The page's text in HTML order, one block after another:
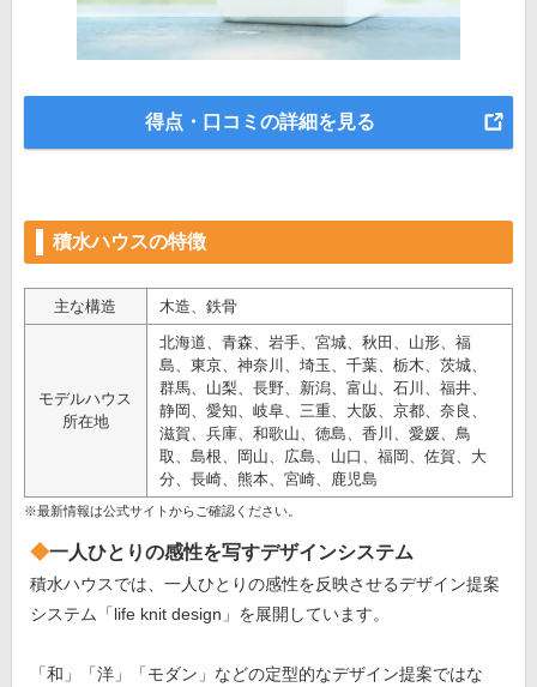
得点・口コミの詳細を見る
積水ハウスの特徴
主な構造 木造、鉄骨
モデルハウス
所在地
北海道、青森、岩手、宮城、秋田、山形、福
島、東京、神奈川、埼玉、千葉、栃木、茨城、
群馬、山梨、長野、新潟、富山、石川、福井、
静岡、愛知、岐阜、三重、大阪、京都、奈良、
滋賀、兵庫、和歌山、徳島、香川、愛媛、鳥
取、島根、岡山、広島、山口、福岡、佐賀、大
分、長崎、熊本、宮崎、鹿児島
※最新情報は公式サイトからご確認ください。
一人ひとりの感性を写すデザインシステム
積水ハウスでは、一人ひとりの感性を反映させるデザイン提案
システム「life knit design」を展開しています。
「和」「洋」「モダン」などの定型的なデザイン提案ではな